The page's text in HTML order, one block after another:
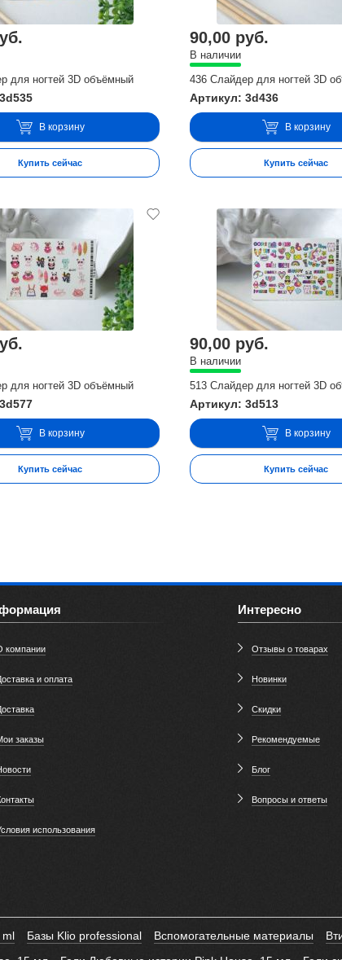
для ногтей 3D объёмный
В корзину
Купить сейчас
90,00 руб.
В наличии
436 Слайдер для ногтей 3D
Артикул: 3d436
В корзину
Купить сейчас
для ногтей 3D объёмный
В корзину
Купить сейчас
90,00 руб.
В наличии
513 Слайдер для ногтей 3D
Артикул: 3d513
В корзину
Купить сейчас
компании
и оплата
заказы
использования
Интересно
Отзывы о товарах
Новинки
Скидки
Рекомендуемые
Блог
Вопросы и ответы
ml Базы Klio professional Вспомогательные материалы